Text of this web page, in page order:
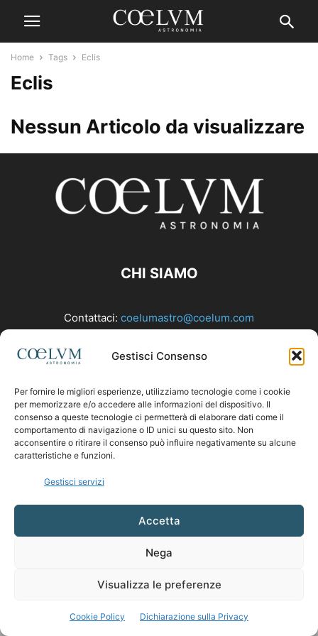
Gestisci Consenso
Per fornire le migliori esperienze, utilizziamo tecnologie come i cookie
per memorizzare e/o accedere alle informazioni del dispositivo. Il
consenso a queste tecnologie ci permetterà di elaborare dati come il
comportamento di navigazione o ID unici su questo sito. Non
acconsentire o ritirare il consenso può influire negativamente su alcune
caratteristiche e funzioni.
Gestisci servizi
Accetta
Nega
Visualizza le preferenze
Cookie Policy Dichiarazione sulla Privacy
Home Tags Eclis
Eclis
Nessun Articolo da visualizzare
CHI SIAMO
Contattaci: coelumastro@coelum.com
SEGUICI